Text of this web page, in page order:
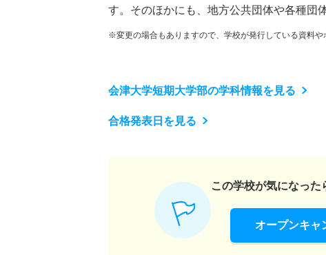
す。そのほかにも、地方公共団体や各種団
※変更の場合もありますので、学校が発行している資料や
会津大学短期大学部の学科情報を見る
合格発表日を見る
この学校が気になった
オープンキャ